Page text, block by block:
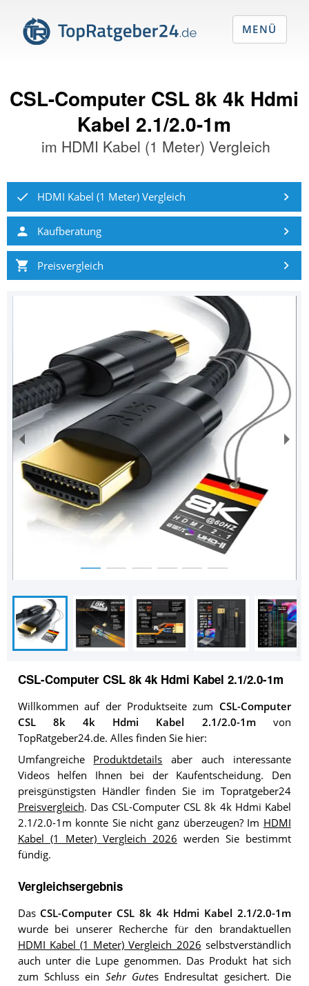
CSL-Computer CSL 8k 4k Hdmi
Kabel 2.1/2.0-1m
im HDMI Kabel (1 Meter) Vergleich
HDMI Kabel (1 Meter) Vergleich
Kaufberatung
Preisvergleich
CSL-Computer CSL 8k 4k Hdmi Kabel 2.1/2.0-1m
Willkommen auf der Produktseite zum CSL-Computer
CSL 8k 4k Hdmi Kabel 2.1/2.0-1mvon
TopRatgeber24.de. Alles finden Sie hier:
Umfangreiche Produktdetails aber auch interessante
Videos helfen Ihnen bei der Kaufentscheidung. Den
preisgünstigsten Händler finden Sie im Topratgeber24
Preisvergleich. Das CSL-Computer CSL 8k 4k Hdmi Kabel
2.1/2.0-1m konnte Sie nicht ganz überzeugen? Im HDMI
Kabel (1 Meter) Vergleich 2026 werden Sie bestimmt
fündig.
Vergleichsergebnis
Das CSL-Computer CSL 8k 4k Hdmi Kabel 2.1/2.0-1m
wurde bei unserer Recherche für den brandaktuellen
HDMI Kabel (1 Meter) Vergleich 2026 selbstverständlich
auch unter die Lupe genommen. Das Produkt hat sich
zum Schluss ein Sehr Gutes Endresultat gesichert. Die
MENÜ